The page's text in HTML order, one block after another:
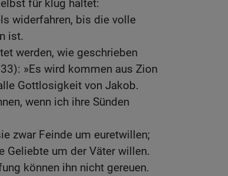
für klug haltet:
widerfahren, bis die volle
ist.
werden, wie geschrieben
»Es wird kommen aus Zion
Gottlosigkeit von Jakob.
wenn ich ihre Sünden
zwar Feinde um euretwillen;
Geliebte um der Väter willen.
können ihn nicht gereuen.